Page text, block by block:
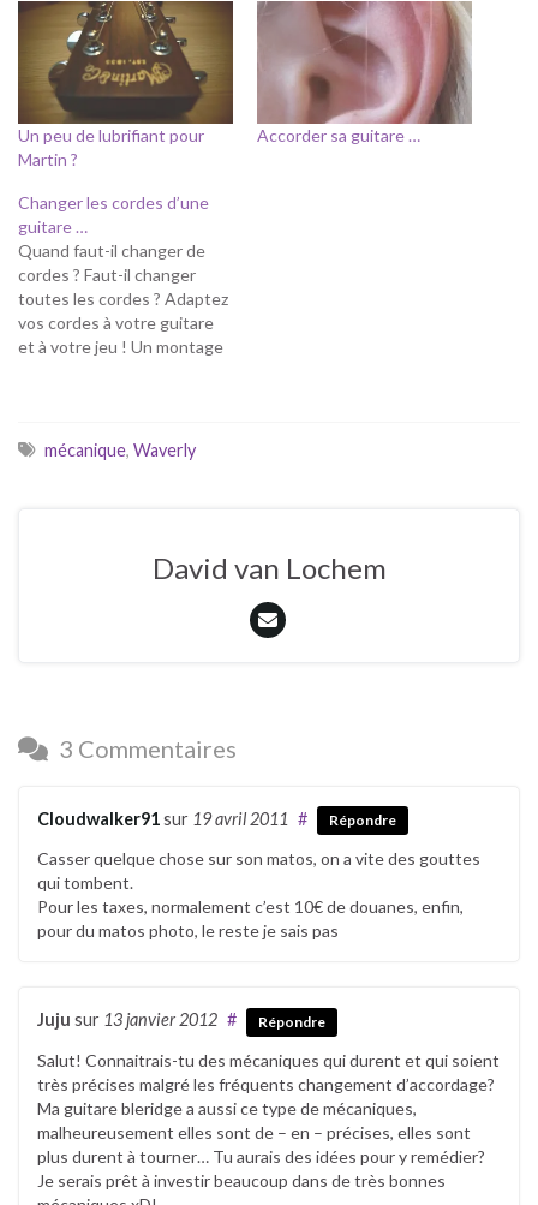
Un peu de lubrifiant pour
Martin ?
Accorder sa guitare …
Changer les cordes d’une
guitare …
Quand faut-il changer de
cordes ? Faut-il changer
toutes les cordes ? Adaptez
vos cordes à votre guitare
et à votre jeu ! Un montage
vos cordes ? Quand faut-il
changer de cordes ? En…
mécanique, Waverly
David van Lochem
3 Commentaires
Cloudwalker91sur 19 avril 2011 # Répondre
Casser quelque chose sur son matos, on a vite des gouttes
qui tombent.
Pour les taxes, normalement c’est 10€ de douanes, enfin,
pour du matos photo, le reste je sais pas
Juju sur 13 janvier 2012 # Répondre
Salut! Connaitrais-tu des mécaniques qui durent et qui soient
très précises malgré les fréquents changement d’accordage?
Ma guitare bleridge a aussi ce type de mécaniques,
malheureusement elles sont de – en – précises, elles sont
plus durent à tourner… Tu aurais des idées pour y remédier?
Je serais prêt à investir beaucoup dans de très bonnes